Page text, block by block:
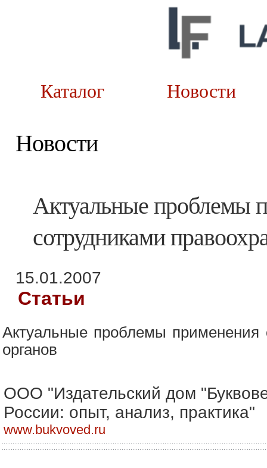
Каталог
Новости
Актуальные проблемы
сотрудниками
15.01.2007
Статьи
Актуальные проблемы применения
органов
ООО "Издательский дом
России: опыт, анализ, практика"
www.bukvoved.ru